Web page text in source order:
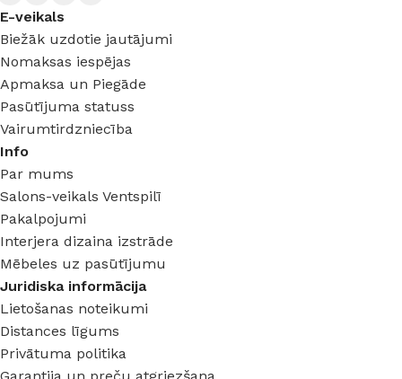
E-veikals
Biežāk uzdotie jautājumi
Nomaksas iespējas
Apmaksa un Piegāde
Pasūtījuma statuss
Vairumtirdzniecība
Info
Par mums
Salons-veikals Ventspilī
Pakalpojumi
Interjera dizaina izstrāde
Mēbeles uz pasūtījumu
Juridiska informācija
Lietošanas noteikumi
Distances līgums
Privātuma politika